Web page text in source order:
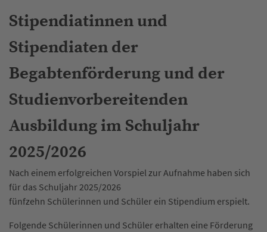
Stipendiatinnen und
Stipendiaten der
Begabtenförderung und der
Studienvorbereitenden
Ausbildung im Schuljahr
2025/2026
Nach einem erfolgreichen Vorspiel zur Aufnahme haben sich
für das Schuljahr 2025/2026
fünfzehn Schülerinnen und Schüler ein Stipendium erspielt.
Folgende Schülerinnen und Schüler erhalten eine Förderung